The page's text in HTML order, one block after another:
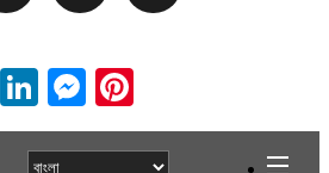
Telegram
LinkedIn
Messenger